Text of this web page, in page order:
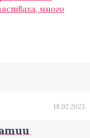
много
18.02.2023